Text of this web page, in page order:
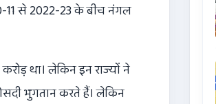
11 से 2022-23 के बीच नंगल
था। लेकिन इन राज्यों ने
भुगतान करते हैं। लेकिन